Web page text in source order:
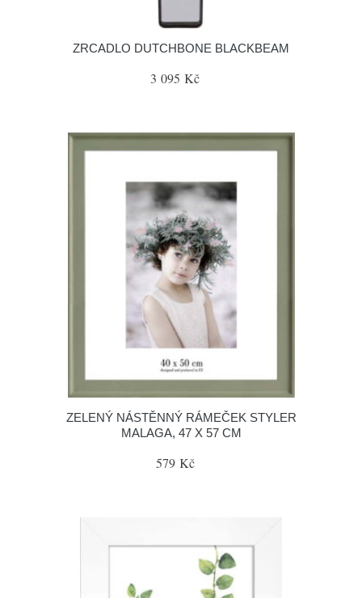
ZRCADLO DUTCHBONE BLACKBEAM
3 095 Kč
ZELENÝ NÁSTĚNNÝ RÁMEČEK STYLER
MALAGA, 47 X 57 CM
579 Kč